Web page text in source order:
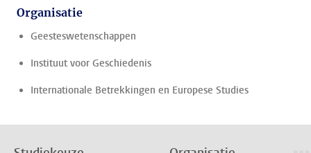
Organisatie
Geesteswetenschappen
Instituut voor Geschiedenis
Internationale Betrekkingen en Europese Studies